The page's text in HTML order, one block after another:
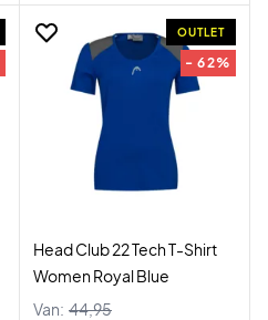
OUTLET
- 62%
Head Club 22 Tech T-Shirt
Women Royal Blue
Van: 44,95